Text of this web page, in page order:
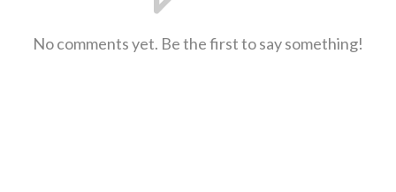
No comments yet. Be the first to say something!